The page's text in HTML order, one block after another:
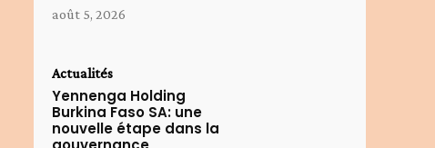
août 5, 2026
Actualités
Yennenga Holding
Burkina Faso SA: une
nouvelle étape dans la